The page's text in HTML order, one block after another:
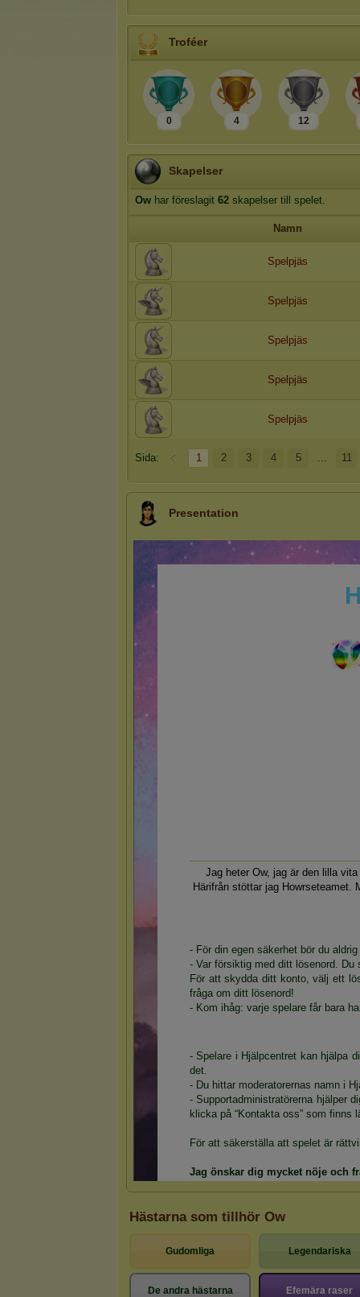
Troféer
0 4 12
Skapelser
Ow har föreslagit 62 skapelser till spelet.
Namn
Spelpjäs
Spelpjäs
Spelpjäs
Spelpjäs
Spelpjäs
Sida: 1 2 3 4 5 ... 11
Presentation
Hästarna som tillhör Ow
Gudomliga Legendariska
De andra hästarna Efemära raser